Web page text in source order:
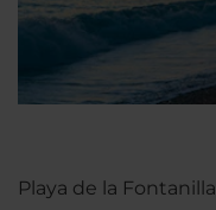
Playa de la Fontanilla